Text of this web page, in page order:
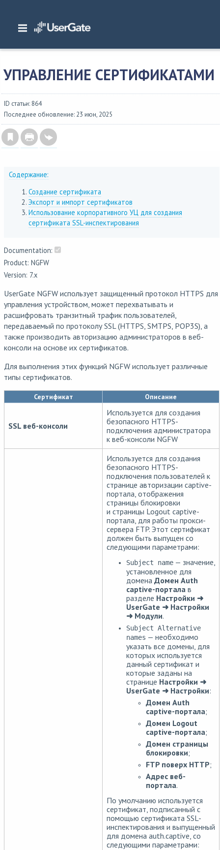
Главная/ Документация/NGFW
Настройка устройства
УПРАВЛЕНИЕ СЕРТИФИКАТАМИ
ID статьи: 864
Последнее обновление: 23 июн, 2025
Содержание:
Создание сертификата
Экспорт и импорт сертификатов
Использование корпоративного УЦ для создания
сертификата SSL-инспектирования
Documentation:
Product: NGFW
Version: 7.x
UserGate NGFW использует защищенный протокол HTTPS для
управления устройством, может перехватывать и
расшифровать транзитный трафик пользователей,
передаваемый по протоколу SSL (HTTPS, SMTPS, POP3S), а
также производить авторизацию администраторов в веб-
консоли на основе их сертификатов.
Для выполнения этих функций NGFW использует различные
типы сертификатов.
Сертификат Описание
SSL веб-консоли
Используется для создания
безопасного HTTPS-
подключения администратора
к веб-консоли NGFW
Используется для создания
безопасного HTTPS-
подключения пользователей к
странице авторизации captive-
портала, отображения
страницы блокировки
и страницы Logout captive-
портала, для работы прокси-
сервера FTP. Этот сертификат
должен быть выпущен со
следующими параметрами:
Subject name — значение,
установленное для
домена Домен Auth
captive-портала в
разделе Настройки ➜
UserGate ➜ Настройки
➜ Модули.
Subject Alternative
names — необходимо
указать все домены, для
которых используется
данный сертификат и
которые заданы на
странице Настройки ➜
UserGate ➜ Настройки:
Домен Auth
сaptive-портала;
Домен Logout
сaptive-портала;
Домен страницы
блокировки;
FTP поверх HTTP;
Адрес веб-
портала.
По умолчанию используется
сертификат, подписанный с
помощью сертификата SSL-
инспектирования и выпущенный
для домена auth.captive, со
следующими параметрами: